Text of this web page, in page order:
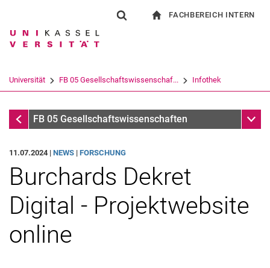
Springe direkt zu: Inhalt
Springe direkt zu: Suche
Springe direkt zu:
Suchbegriff
Suchen (öffnet externen Link in einem
FACHBEREICH INTERN
Universität FB 05 Gesellschaftswissenschaf... Infothek
InfothekFB 05 Gesellschaftswissenschaften
11.07.2024 | NEWS | FORSCHUNG
Burchards Dekret
Digital - Projektwebsite
online